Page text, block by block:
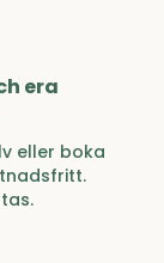
era
eller boka